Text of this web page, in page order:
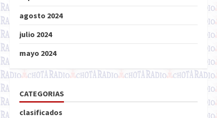
agosto 2024
julio 2024
mayo 2024
CATEGORIAS
clasificados